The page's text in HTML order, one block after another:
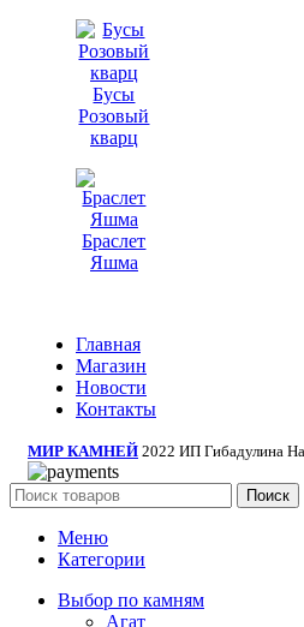
Бусы
Розовый
кварц
Браслет
Яшма
Главная
Магазин
Новости
Контакты
МИР КАМНЕЙ 2022 ИП Гибадулина
Поиск
Меню
Категории
Выбор по камням
Агат